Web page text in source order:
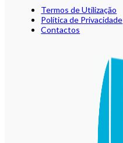
Termos de Utilização
Política de Privacidade
Contactos